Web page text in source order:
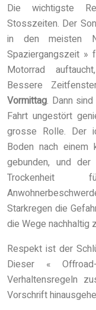
Die wichtigste
Stosszeiten. Der
in den meisten
Spaziergangszeit »
Motorrad
Bessere
Vormittag. Dann
Fahrt ungestört
grosse Rolle. Der
Boden nach einem
gebunden, und
Trockenheit
Starkregen die
die Wege nachhaltig
Respekt ist der
Dieser «
Verhaltensregeln
Vorschrift